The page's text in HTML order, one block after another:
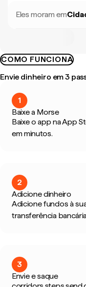
Eles moram em
COMO FUNCIONA
Envie dinheiro em 3
1
Baixe a Morse
Baixe o app na App
em minutos.
2
Adicione dinheiro
Adicione fundos à
transferência
3
Envie e saque